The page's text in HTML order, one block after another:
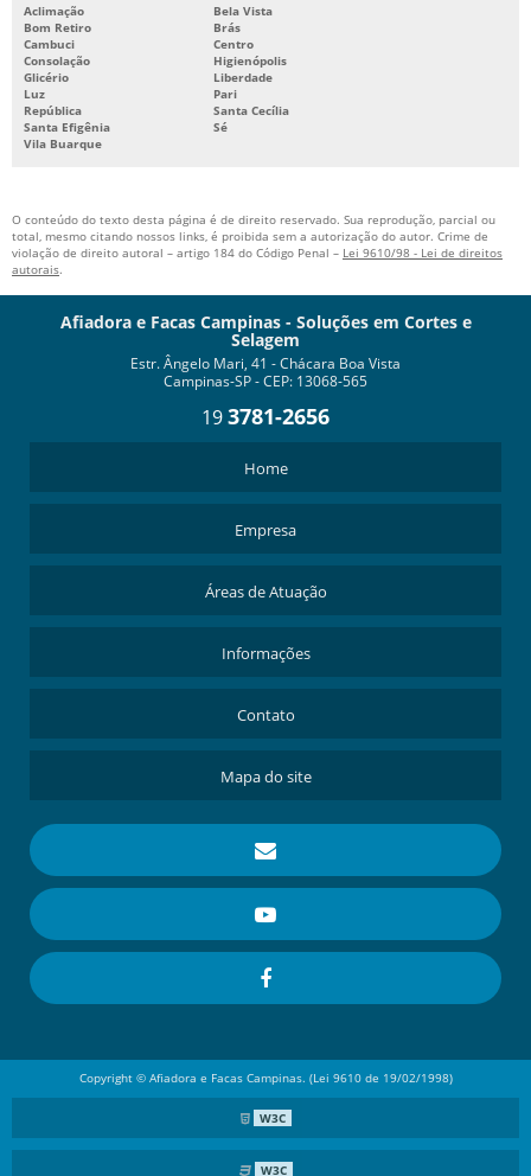
Aclimação
Bela Vista
Bom Retiro
Brás
Cambuci
Centro
Consolação
Higienópolis
Glicério
Liberdade
Luz
Pari
República
Santa Cecília
Santa Efigênia
Sé
Vila Buarque
O conteúdo do texto desta página é de direito reservado. Sua reprodução, parcial ou
total, mesmo citando nossos links, é proibida sem a autorização do autor. Crime de
violação de direito autoral – artigo 184 do Código Penal – Lei 9610/98 - Lei de direitos
autorais.
Afiadora e Facas Campinas - Soluções em Cortes e
Selagem
Estr. Ângelo Mari, 41 - Chácara Boa Vista
Campinas-SP - CEP: 13068-565
193781-2656
Home
Empresa
Áreas de Atuação
Informações
Contato
Mapa do site
Copyright © Afiadora e Facas Campinas. (Lei 9610 de 19/02/1998)
W3C
W3C